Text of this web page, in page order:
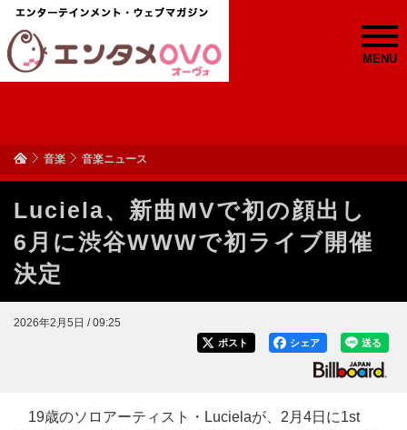
MENU
音楽 音楽ニュース
Luciela、新曲MVで初の顔出し
6月に渋谷WWWで初ライブ開催
決定
2026年2月5日 / 09:25
送る
シェア
ポスト
19歳のソロアーティスト・Lucielaが、2月4日に1st